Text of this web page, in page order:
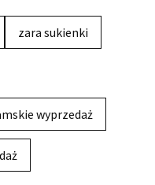
zara sukienki
wyprzedaż